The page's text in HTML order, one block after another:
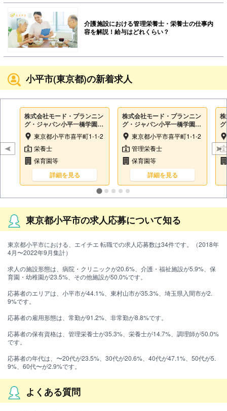
介護施設における管理栄養士・栄養士の仕事内
容を解説！給与はどれくらい？
小平市(東京都)の新着求人
株式会社モード・プランニン
グ・ジャパン小平一橋学園雲
母保育園
東京都小平市喜平町1-1-2
栄養士
保育園等
詳細を見る
株式会社モード・プランニン
グ・ジャパン小平一橋学園雲
母保育園
東京都小平市喜平町1-1-2
管理栄養士
保育園等
詳細を見る
東京都小平市の求人応募について知る
東京都小平市における、エイチエ 転職での求人応募数は34件です。（2018年
4月〜2022年9月集計）
求人の施設形態は、病院・クリニックが20.6%、介護・福祉施設が5.9%、保
育園・幼稚園が23.5%、その他施設が50.0%です。
応募者のエリアは、小平市が44.1%、東村山市が35.3%、埼玉県入間市が2.
9%です。
応募者の雇用形態は、常勤が91.2%、非常勤が8.8%です。
応募者の保有資格は、管理栄養士が35.3%、栄養士が14.7%、調理師が50.0%
です。
応募者の年代は、〜20代が23.5%、30代が20.6%、40代が47.1%、50代が5.
9%、60代〜が2.9%です。
よくある質問